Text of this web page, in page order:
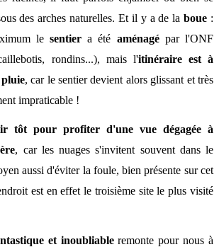
des arches naturelles. Et il y a de laboue :
lesentier a été aménagépar l'ONF
rondins...), mais l'itinéraire est à
, car le sentier devient alors glissant et très
impraticable !
tôt pour profiter d'une vue dégagée à
, car les nuages s'invitent souvent dans le
aussi d'éviter la foule, bien présente sur cet
est en effet le troisième site le plus visité
et inoubliableremonte pour nous à